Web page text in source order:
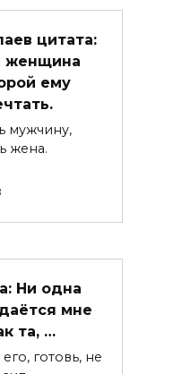
цитата:
женщина
ему
мужчину,
жена.
Ни одна
мне
та, …
готовь, не